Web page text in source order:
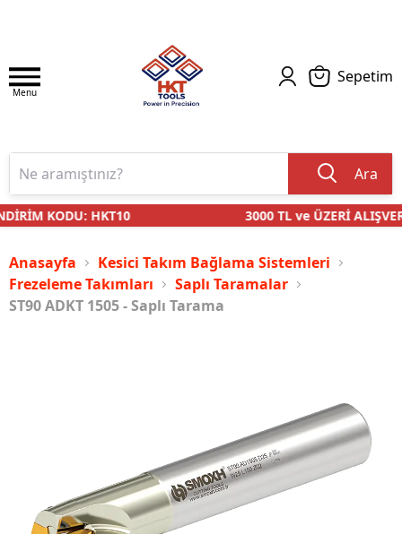
Menu
Sepetim
Ara
KODU: HKT10 3000 TL ve ÜZERİ
Anasayfa
Kesici Takım Bağlama Sistemleri
Frezeleme Takımları
Saplı Taramalar
ST90 ADKT 1505 - Saplı Tarama